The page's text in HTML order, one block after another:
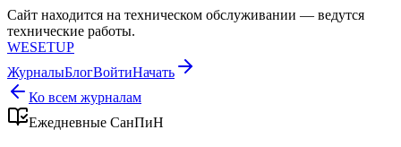
Сайт находится на техническом обслуживании — ведутся
технические работы.
WESETUP
ЖурналыБлогВойтиНачать
Ко всем журналам
Ежедневные СанПиН